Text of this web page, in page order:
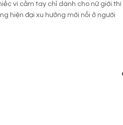
ví cầm tay chỉ dành cho nữ giới thì
hiện đại xu hưởng mới nổi ở người